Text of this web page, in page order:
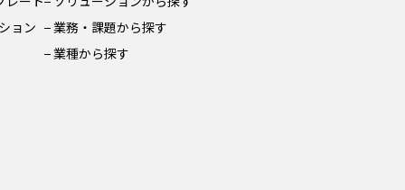
ョン
業務・課題から探す
業種から探す